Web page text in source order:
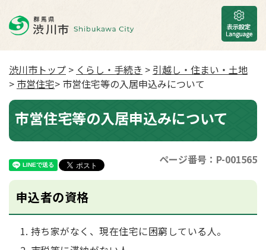
渋川市トップ > くらし・手続き > 引越し・住まい・土地
> 市営住宅> 市営住宅等の入居申込みについて
市営住宅等の入居申込みについて
ページ番号：P-001565
申込者の資格
持ち家がなく、現在住宅に困窮している人。